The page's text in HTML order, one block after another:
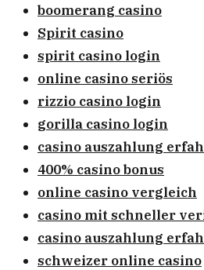
boomerang casino
Spirit casino
spirit casino login
online casino seriös
rizzio casino login
gorilla casino login
casino auszahlung
400% casino bonus
online casino vergleich
casino mit schneller
casino auszahlung
schweizer online casino